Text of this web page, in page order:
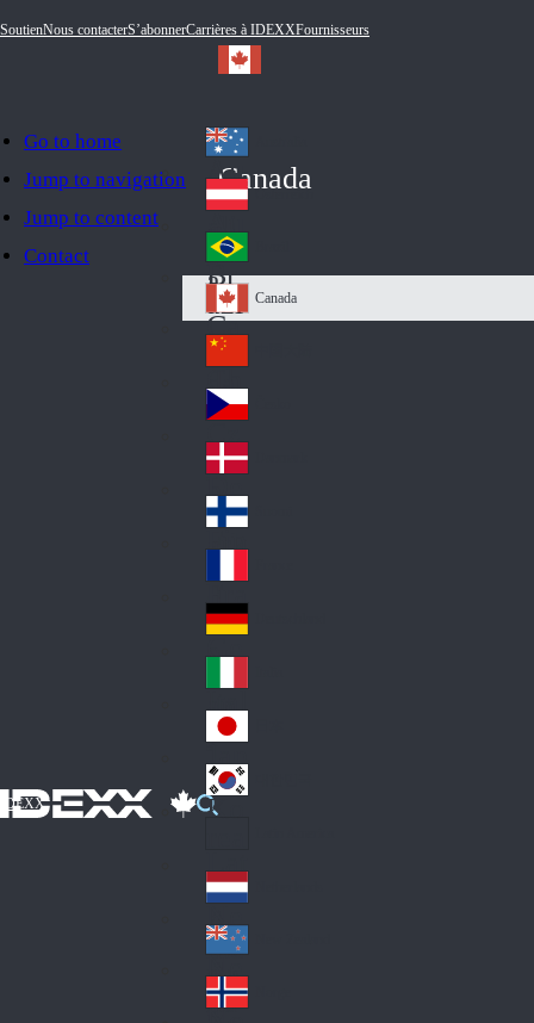
Go to home
Jump to navigation
Jump to content
Contact
SoutienNous contacterS’abonnerCarrières à IDEXXFournisseurs
IDEXX
Canada
Au
str
ali
a
Au
stri
a
Br
azi
l
Ca
na
da
Canada
Ch
ina
Cz
ec
h
De
nm
ark
Fin
d
Fra
nc
e
Ge
an
y
Ital
y
Jap
an
Ko
Lat
in
A
me
ric
a
Ne
the
rla
nd
Ne
w